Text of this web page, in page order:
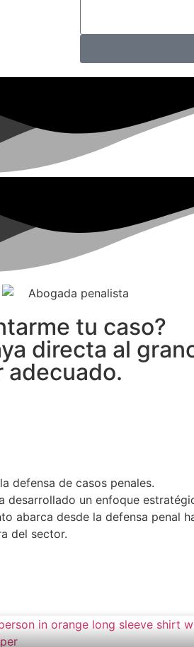
tu caso?
directa al
adecuado.
defensa de casos penales.
desarrollado un enfoque
abarca desde la defensa penal
del sector.